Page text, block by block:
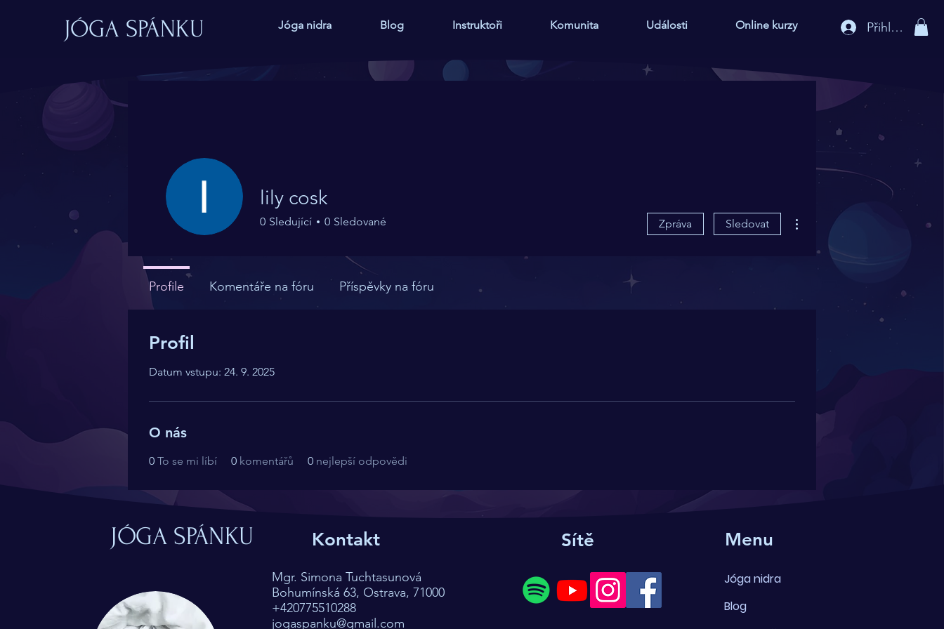
JÓGA SPÁNKU Jóga nidra Blog Instruktoři Komunita Události Online kurzy Přihlášení
Profil
Datum vstupu: 24. 9. 2025
O nás
0 To se mi líbí 0 komentářů 0 nejlepší odpovědi
lily cosk
0 Sledující 0 Sledované Zpráva Sledovat
Profile Komentáře na fóru Příspěvky na fóru
JÓGA SPÁNKU Kontakt
Mgr. Simona Tuchtasunová
Bohumínská 63, Ostrava, 71000
+420775510288
jogaspanku@gmail.com
Sítě Menu
Jóga nidra
Blog